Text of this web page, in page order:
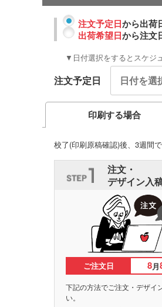
注文予定日から出荷
出荷希望日から注文
▼日付選択をするとスケジ
注文予定日
印刷する場合
校了(印刷原稿確認)後、3週間
注文・
デザイン入
ご注文日 8月
下記の方法でご注文・デザイ
い。